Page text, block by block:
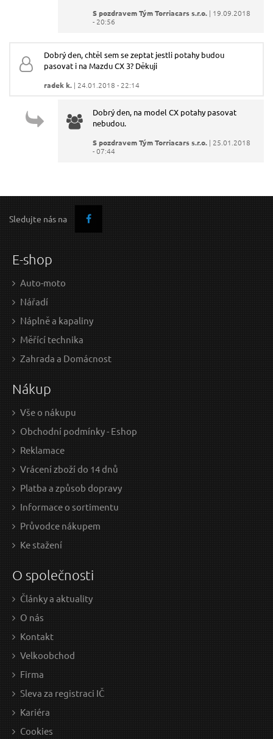
S pozdravem Tým Torriacars s.r.o. | 19.09.2018
- 20:56
Dobrý den, chtěl sem se zeptat jestli potahy budou
pasovat i na Mazdu CX 3? Děkuji
radek k. | 24.01.2018 - 22:14
Dobrý den, na model CX potahy pasovat
nebudou.
S pozdravem Tým Torriacars s.r.o. | 25.01.2018
- 07:44
Sledujte nás na
E-shop
Auto-moto
Nářadí
Náplně a kapaliny
Měřící technika
Zahrada a Domácnost
Nákup
Vše o nákupu
Obchodní podmínky - Eshop
Reklamace
Vrácení zboží do 14 dnů
Platba a způsob dopravy
Informace o sortimentu
Průvodce nákupem
Ke stažení
O společnosti
Články a aktuality
O nás
Kontakt
Velkoobchod
Firma
Sleva za registraci IČ
Kariéra
Cookies